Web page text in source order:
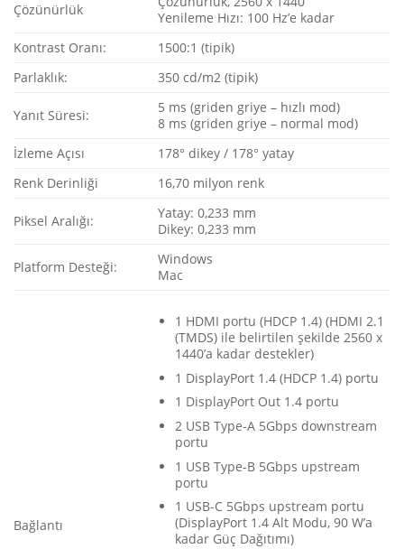
Çözünürlük
Yenileme Hızı: 100 Hz’e kadar
Kontrast Oranı:
1500:1 (tipik)
Parlaklık:
350 cd/m2 (tipik)
Yanıt Süresi:
5 ms (griden griye – hızlı mod)
8 ms (griden griye – normal mod)
İzleme Açısı
178° dikey / 178° yatay
Renk Derinliği
16,70 milyon renk
Piksel Aralığı:
Yatay: 0,233 mm
Dikey: 0,233 mm
Platform Desteği:
Windows
Mac
Bağlantı
1 HDMI portu (HDCP 1.4) (HDMI 2.1
(TMDS) ile belirtilen şekilde 2560 x
1440’a kadar destekler)
1 DisplayPort 1.4 (HDCP 1.4) portu
1 DisplayPort Out 1.4 portu
2 USB Type-A 5Gbps downstream
portu
1 USB Type-B 5Gbps upstream
portu
1 USB-C 5Gbps upstream portu
(DisplayPort 1.4 Alt Modu, 90 W’a
kadar Güç Dağıtımı)